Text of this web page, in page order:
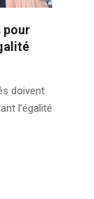
pour
doivent
l’égalité